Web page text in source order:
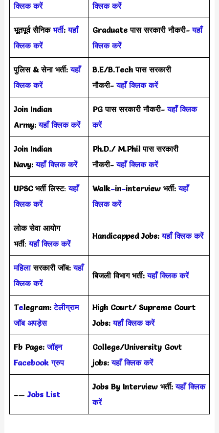
क्लिक करें
क्लिक करें
भूतपूर्व सैनिक भर्ती: यहाँ
क्लिक करें
Graduate पास सरकारी नौकरी- यहाँ
क्लिक करें
पुलिस & सेना भर्ती: यहाँ
क्लिक करें
B.E/B.Tech पास सरकारी
नौकरी- यहाँ क्लिक करें
Join Indian
Army:यहाँ क्लिक करें
PG पास सरकारी नौकरी- यहाँ क्लिक
करें
Join Indian
Navy:यहाँ क्लिक करें
Ph.D./ M.Phil पास सरकारी
नौकरी- यहाँ क्लिक करें
UPSC भर्ती लिस्ट:यहाँ
क्लिक करें
Walk–in–interview भर्ती:यहाँ
क्लिक करें
लोक सेवा आयोग
भर्ती:यहाँ क्लिक करें
Handicapped Jobs:यहाँ क्लिक करें
महिलासरकारी जॉब: यहाँ
क्लिक करें
बिजली विभाग भर्ती:यहाँ क्लिक करें
Telegram: टेलीग्राम
जॉब अपड़ेस
High Court/ Supreme Court
Jobs:यहाँ क्लिक करें
Fb Page:जॉइन
Facebook ग्रुप
College/University Govt
jobs:यहाँ क्लिक करें
–— Jobs List
Jobs By Interview भर्ती:यहाँ क्लिक
करें